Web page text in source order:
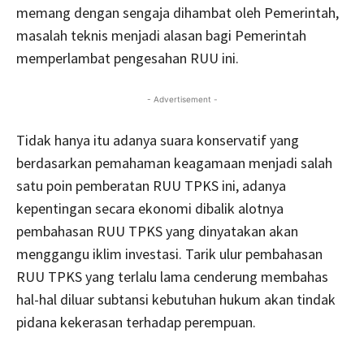
memang dengan sengaja dihambat oleh Pemerintah,
masalah teknis menjadi alasan bagi Pemerintah
memperlambat pengesahan RUU ini.
- Advertisement -
Tidak hanya itu adanya suara konservatif yang
berdasarkan pemahaman keagamaan menjadi salah
satu poin pemberatan RUU TPKS ini, adanya
kepentingan secara ekonomi dibalik alotnya
pembahasan RUU TPKS yang dinyatakan akan
menggangu iklim investasi. Tarik ulur pembahasan
RUU TPKS yang terlalu lama cenderung membahas
hal-hal diluar subtansi kebutuhan hukum akan tindak
pidana kekerasan terhadap perempuan.